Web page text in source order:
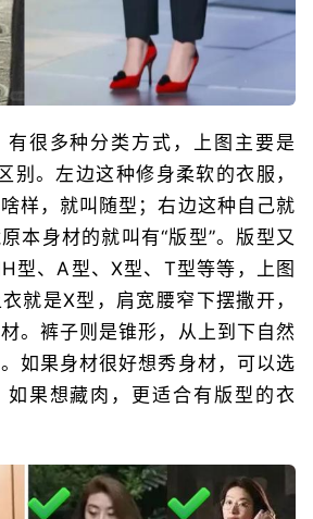
有很多种分类方式，上图主要是
别。左边这种修身柔软的衣服，
样，就叫随型；右边这种自己就
本身材的就叫有“版型”。版型又
型、A型、X型、T型等等，上图
就是X型，肩宽腰窄下摆撒开，
。裤子则是锥形，从上到下自然
如果身材很好想秀身材，可以选
果想藏肉，更适合有版型的衣